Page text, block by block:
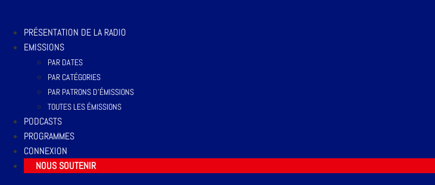
PRÉSENTATION DE LA RADIO
EMISSIONS
PAR DATES
PAR CATÉGORIES
PAR PATRONS D’ÉMISSIONS
TOUTES LES ÉMISSIONS
PODCASTS
PROGRAMMES
CONNEXION
NOUS SOUTENIR